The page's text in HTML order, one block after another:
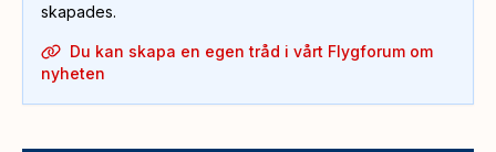
skapades.
Du kan skapa en egen tråd i vårt Flygforum om
nyheten